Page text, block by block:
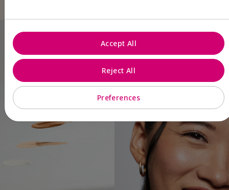
Preferences
Reject All
Accept All